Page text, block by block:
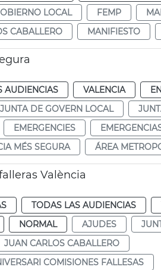
LOCAL FEMP
CABALLERO MANIFIESTO
AUDIENCIAS VALENCIA
JUNTA DE GOVERN LOCAL
EMERGENCIES
MÉS SEGURA ÁREA
València
TODAS LAS AUDIENCIAS
NORMAL AJUDES
JUAN CARLOS CABALLERO
COMISIONES FALLESAS